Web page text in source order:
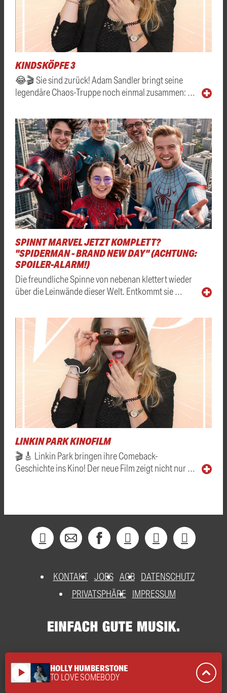
KINDSKÖPFE 3
😂🎬 Sie sind zurück! Adam Sandler bringt seine
legendäre Chaos-Truppe noch einmal zusammen: …
SPINNT MARVEL JETZT KOMPLETT?
"SPIDERMAN - BRAND NEW DAY" (ACHTUNG:
SPOILER-ALARM!)
Die freundliche Spinne von nebenan klettert wieder
über die Leinwände dieser Welt. Entkommt sie …
LINKIN PARK KINOFILM
🎬🎸 Linkin Park bringen ihre Comeback-
Geschichte ins Kino! Der neue Film zeigt nicht nur …
KONTAKT JOBS AGB DATENSCHUTZ
PRIVATSPHÄRE
IMPRESSUM
play_arrow HOLLY HUMBERSTONE
TO LOVE SOMEBODY